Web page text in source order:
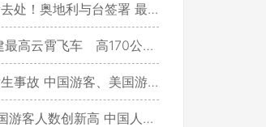
！奥地利与台签署 最快年底开放
云霄飞车 高170公尺时速105公里
中国游客、美国游客撞一起致重伤
客人数创新高 中国人数最多